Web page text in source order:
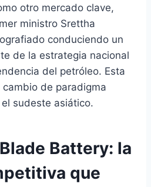
otro mercado clave,
ministro Srettha
conduciendo un
de la estrategia nacional
del petróleo. Esta
de paradigma
sudeste asiático.
Battery: la
que